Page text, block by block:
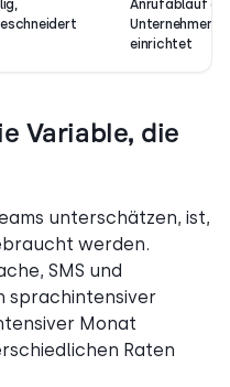
Anrufablauf
einrichtet
Variable, die
unterschätzen, ist,
werden.
SMS und
sprachintensiver
Monat
Raten